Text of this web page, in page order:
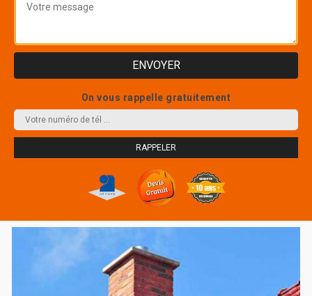
On vous rappelle gratuitement